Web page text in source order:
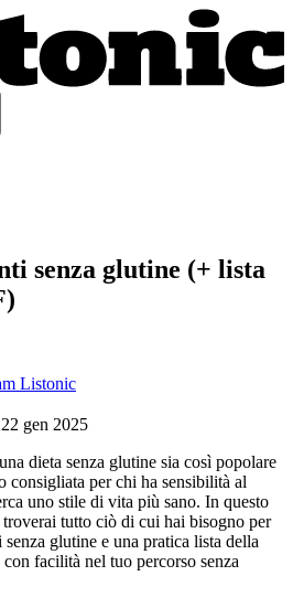
senza glutine (+ lista
Listonic
22 gen 2025
dieta senza glutine sia così popolare
consigliata per chi ha sensibilità al
uno stile di vita più sano. In questo
tutto ciò di cui hai bisogno per
glutine e una pratica lista della
facilità nel tuo percorso senza